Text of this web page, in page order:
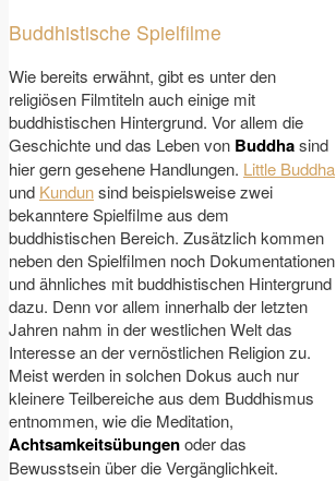
Buddhistische Spielfilme
Wie bereits erwähnt, gibt es unter den
religiösen Filmtiteln auch einige mit
buddhistischen Hintergrund. Vor allem die
Geschichte und das Leben von Buddhasind
hier gern gesehene Handlungen. Little Buddha
und Kundunsind beispielsweise zwei
bekanntere Spielfilme aus dem
buddhistischen Bereich. Zusätzlich kommen
neben den Spielfilmen noch Dokumentationen
und ähnliches mit buddhistischen Hintergrund
dazu. Denn vor allem innerhalb der letzten
Jahren nahm in der westlichen Welt das
Interesse an der vernöstlichen Religion zu.
Meist werden in solchen Dokus auch nur
kleinere Teilbereiche aus dem Buddhismus
entnommen, wie die Meditation,
Achtsamkeitsübungenoder das
Bewusstsein über die Vergänglichkeit.